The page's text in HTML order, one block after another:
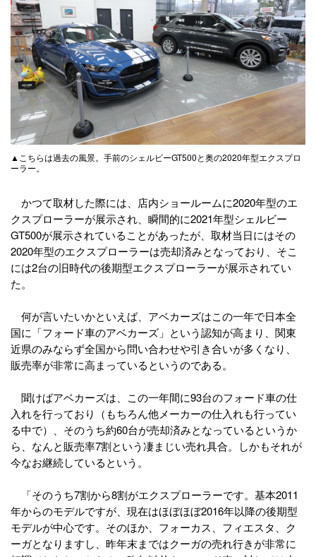
▲こちらは過去の風景。手前のシェルビーGT500と奥の2020年型エクスプロ
ーラー。
かつて取材した際には、店内ショールームに2020年型のエ
クスプローラーが展示され、瞬間的に2021年型シェルビー
GT500が展示されていることがあったが、取材当日にはその
2020年型のエクスプローラーは売却済みとなっており、そこ
には2台の旧時代の後期型エクスプローラーが展示されてい
た。
何が言いたいかといえば、アベカーズはこの一年で日本全
国に「フォード車のアベカーズ」という認知が高まり、関東
近県のみならず全国から問い合わせや引き合いが多くなり、
販売率が非常に高まっているというのである。
聞けばアベカーズは、この一年間に93台のフォード車の仕
入れを行っており（もちろん他メーカーの仕入れも行ってい
る中で）、そのうち約60台が売却済みとなっているというか
ら、なんと販売率7割という凄まじい売れ具合。しかもそれが
今なお継続しているという。
「そのうち7割から8割がエクスプローラーです。基本2011
年からのモデルですが、現在はほぼほぼ2016年以降の後期型
モデルが中心です。そのほか、フォーカス、フィエスタ、ク
ーガとなりますし、昨年末まではクーガの売れ行きが非常に